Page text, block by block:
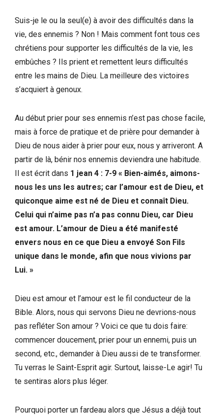
Suis-je le ou la seul(e) à avoir des difficultés dans la
vie, des ennemis ? Non ! Mais comment font tous ces
chrétiens pour supporter les difficultés de la vie, les
embûches ? Ils prient et remettent leurs difficultés
entre les mains de Dieu. La meilleure des victoires
s’acquiert à genoux.
Au début prier pour ses ennemis n’est pas chose facile,
mais à force de pratique et de prière pour demander à
Dieu de nous aider à prier pour eux, nous y arriveront. A
partir de là, bénir nos ennemis deviendra une habitude.
Il est écrit dans 1 jean 4 : 7-9 « Bien-aimés, aimons-
nous les uns les autres; car l’amour est de Dieu, et
quiconque aime est né de Dieu et connaît Dieu.
Celui qui n’aime pas n’a pas connu Dieu, car Dieu
est amour. L’amour de Dieu a été manifesté
envers nous en ce que Dieu a envoyé Son Fils
unique dans le monde, afin que nous vivions par
Lui. »
Dieu est amour et l’amour est le fil conducteur de la
Bible. Alors, nous qui servons Dieu ne devrions-nous
pas refléter Son amour ? Voici ce que tu dois faire:
commencer doucement, prier pour un ennemi, puis un
second, etc., demander à Dieu aussi de te transformer.
Tu verras le Saint-Esprit agir. Surtout, laisse-Le agir! Tu
te sentiras alors plus léger.
Pourquoi porter un fardeau alors que Jésus a déjà tout